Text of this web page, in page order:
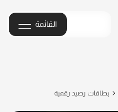
القائمة
بطاقات رصيد رقمية